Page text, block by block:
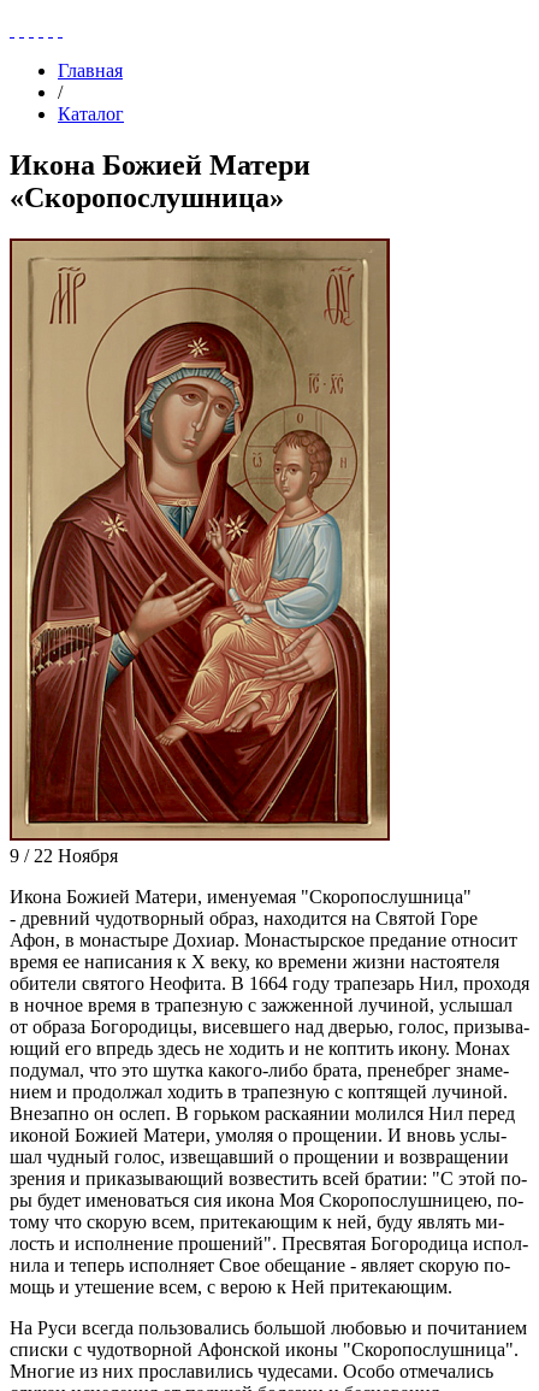
Главная
/
Каталог
Икона Божией Матери
«Скоропослушница»
9 / 22 Ноября
Ико­на Бо­жи­ей Ма­те­ри, име­ну­е­мая "Ско­ро­по­слуш­ни­ца"
- древ­ний чу­до­твор­ный об­раз, на­хо­дит­ся на Свя­той Го­ре
Афон, в мо­на­сты­ре До­хи­ар. Мо­на­стыр­ское пре­да­ние от­но­сит
вре­мя ее на­пи­са­ния к Х ве­ку, ко вре­ме­ни жиз­ни на­сто­я­те­ля
оби­те­ли свя­то­го Нео­фи­та. В 1664 го­ду тра­пе­зарь Нил, про­хо­дя
в ноч­ное вре­мя в тра­пез­ную с за­жжен­ной лу­чи­ной, услы­шал
от об­ра­за Бо­го­ро­ди­цы, ви­сев­ше­го над две­рью, го­лос, при­зы­ва­
ю­щий его впредь здесь не хо­дить и не коп­тить ико­ну. Мо­нах
по­ду­мал, что это шут­ка ка­ко­го-ли­бо бра­та, пре­не­брег зна­ме­
ни­ем и про­дол­жал хо­дить в тра­пез­ную с коп­тя­щей лу­чи­ной.
Вне­зап­но он ослеп. В горь­ком рас­ка­я­нии мо­лил­ся Нил пе­ред
ико­ной Бо­жи­ей Ма­те­ри, умо­ляя о про­ще­нии. И вновь услы­
шал чуд­ный го­лос, из­ве­щав­ший о про­ще­нии и воз­вра­ще­нии
зре­ния и при­ка­зы­ва­ю­щий воз­ве­стить всей бра­тии: "С этой по­
ры бу­дет име­но­вать­ся сия ико­на Моя Ско­ро­по­слуш­ни­цею, по­
то­му что ско­рую всем, при­те­ка­ю­щим к ней, бу­ду яв­лять ми­
лость и ис­пол­не­ние про­ше­ний". Пре­свя­тая Бо­го­ро­ди­ца ис­пол­
ни­ла и те­перь ис­пол­ня­ет Свое обе­ща­ние - яв­ля­ет ско­рую по­
мощь и уте­ше­ние всем, с ве­рою к Ней при­те­ка­ю­щим.
На Ру­си все­гда поль­зо­ва­лись боль­шой лю­бо­вью и по­чи­та­ни­ем
спис­ки с чу­до­твор­ной Афон­ской ико­ны "Ско­ро­по­слуш­ни­ца".
Мно­гие из них про­сла­ви­лись чу­де­са­ми. Осо­бо от­ме­ча­лись